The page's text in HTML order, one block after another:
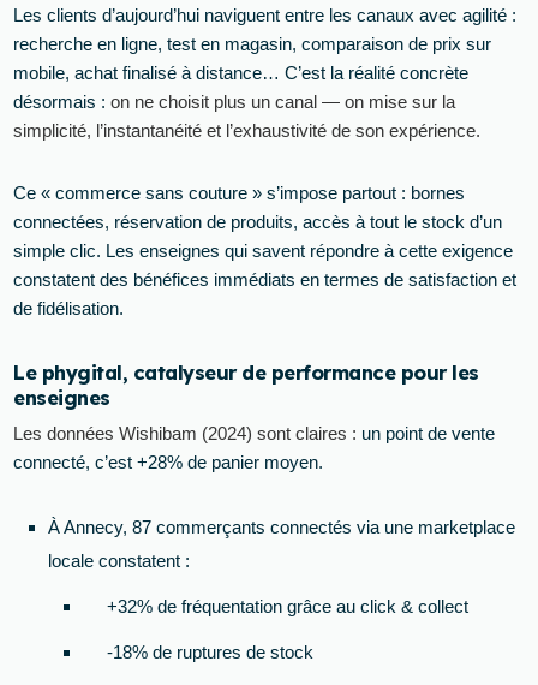
Les clients d’aujourd’hui naviguent entre les canaux avec agilité :
recherche en ligne, test en magasin, comparaison de prix sur
mobile, achat finalisé à distance… C’est la réalité concrète
désormais :on ne choisit plus un canal — on mise sur la
simplicité, l’instantanéité et l’exhaustivité de son expérience.
Ce « commerce sans couture » s’impose partout : bornes
connectées, réservation de produits, accès à tout le stock d’un
simple clic. Les enseignes qui savent répondre à cette exigence
constatent des bénéfices immédiats en termes de satisfaction et
de fidélisation.
Le phygital, catalyseur de performance pour les
enseignes
Les données Wishibam (2024) sont claires : un point de vente
connecté, c’est +28% de panier moyen.
À Annecy, 87 commerçants connectés via une marketplace
locale constatent :
+32% de fréquentation grâce au click & collect
-18% de ruptures de stock